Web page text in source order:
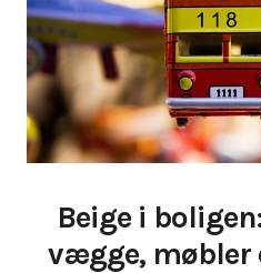
Beige i
vægge, møbler